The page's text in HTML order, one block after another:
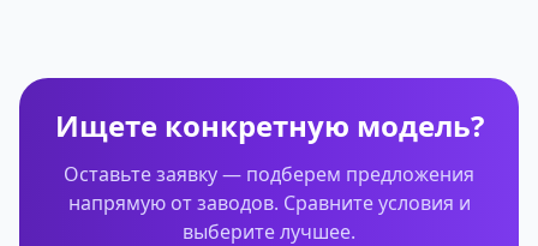
Ищете конкретную модель?
Оставьте заявку — подберем предложения
напрямую от заводов. Сравните условия и
выберите лучшее.